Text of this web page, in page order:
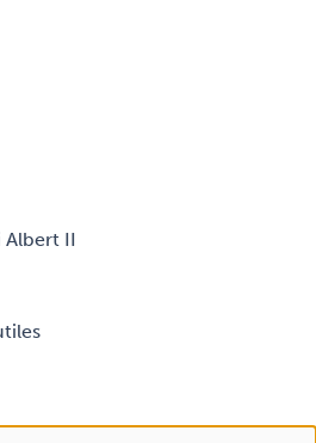
Albert II